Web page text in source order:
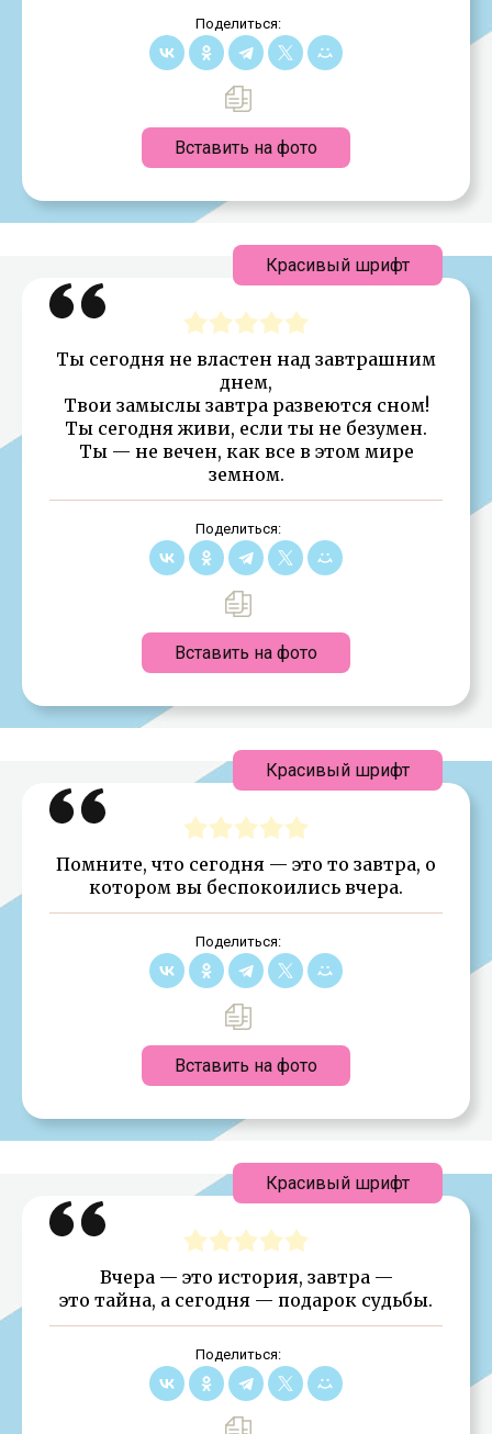
Поделиться:
Вставить на фото
Ты сегодня не властен над завтрашним
днем,
Твои замыслы завтра развеются сном!
Ты сегодня живи, если ты не безумен.
Ты — не вечен, как все в этом мире
земном.
Поделиться:
Вставить на фото
Красивый шрифт
Помните, что сегодня — это то завтра, о
котором вы беспокоились вчера.
Поделиться:
Вставить на фото
Красивый шрифт
Вчера — это история, завтра —
это тайна, а сегодня — подарок судьбы.
Поделиться:
Красивый шрифт